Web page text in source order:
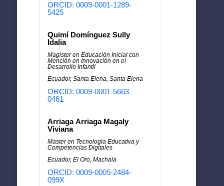
ORCID: 0009-0001-1289-
5425
Quimí Domínguez Sully
Idalia
Magister en Educación Inicial con
Mención en Innovación en el
Desarrollo Infantil
Ecuador, Santa Elena, Santa Elena
ORCID: 0009-0001-5663-
0461
Arriaga Arriaga Magaly
Viviana
Master en Tecnologia Educativa y
Competencias Digitales
Ecuador, El Oro, Machala
ORCID: 0009-0005-2484-
099X